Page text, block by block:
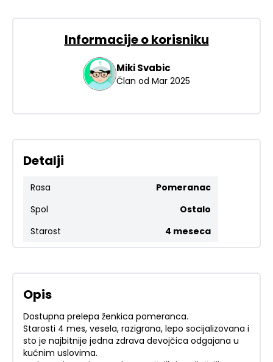
Informacije o korisniku
MikiSvabic
Član od Mar 2025
Detalji
Rasa
Pomeranac
Spol
Ostalo
Starost
4 meseca
Opis
Dostupna prelepa ženkica pomeranca.
Starosti 4 mes, vesela, razigrana, lepo socijalizovana i
sto je najbitnije jedna zdrava devojčica odgajana u
kućnim uslovima.